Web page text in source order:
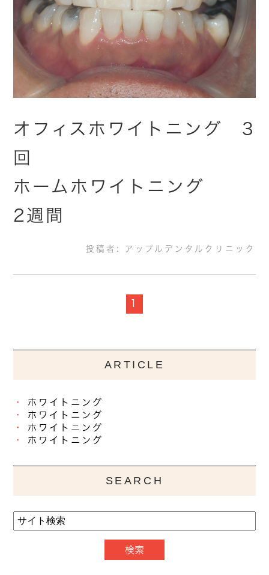
オフィスホワイトニング 3
回
ホームホワイトニング
2週間
投稿者: アップルデンタルクリニック
1
ARTICLE
ホワイトニング
ホワイトニング
ホワイトニング
ホワイトニング
SEARCH